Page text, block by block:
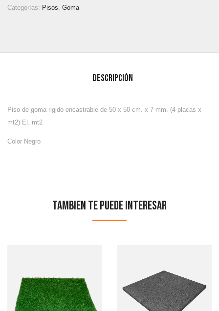
Categorías: Pisos Goma
Descripción
Piso de goma rigido encastrable de 50 x 50 cm. x 7 mm. (4 placas x
mt2) El. mt2
Color Negro
Tambien te puede interesar